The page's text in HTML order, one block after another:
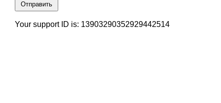
Отправить
Your support ID is: 13903290352929442514